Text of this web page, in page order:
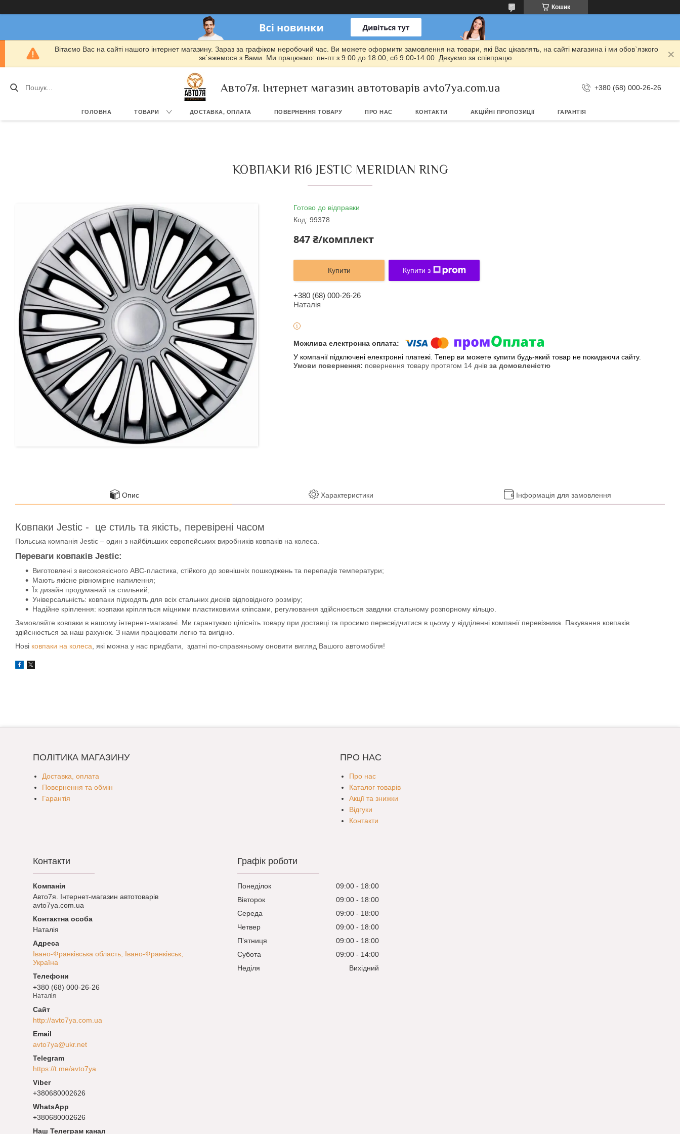
Кошик
Вітаємо Вас на сайті нашого інтернет магазину. Зараз за графіком неробочий час. Ви можете оформити замовлення на товари, які Вас цікавлять, на сайті магазина і ми обов`язкого
зв`яжемося з Вами. Ми працюємо: пн-пт з 9.00 до 18.00, сб 9.00-14.00. Дякуємо за співпрацю.
Авто7я. Інтернет магазин автотоварів avto7ya.com.ua +380 (68) 000-26-26
ГОЛОВНА ТОВАРИ ДОСТАВКА, ОПЛАТА ПОВЕРНЕННЯ ТОВАРУ ПРО НАС КОНТАКТИ АКЦІЙНІ ПРОПОЗИЦІЇ ГАРАНТІЯ
КОВПАКИ R16 JESTIC MERIDIAN RING
Готово до відправки
Код: 99378
847 ₴/комплект
Купити Купити з
+380 (68) 000-26-26
Наталія
У компанії підключені електронні платежі. Тепер ви можете купити будь-який товар не покидаючи сайту.
повернення товару протягом 14 днів за домовленістю
Опис Характеристики Інформація для замовлення
Ковпаки Jestic - це стиль та якість, перевірені часом
Польська компанія Jestic – один з найбільших европейських виробників ковпаків на колеса.
Переваги ковпаків Jestic:
Виготовлені з високоякісного АВС-пластика, стійкого до зовнішніх пошкоджень та перепадів температури;
Мають якісне рівномірне напилення;
Їх дизайн продуманий та стильний;
Універсальність: ковпаки підходять для всіх стальних дисків відповідного розміру;
Надійне кріплення: ковпаки кріпляться міцними пластиковими кліпсами, регулювання здійснюється завдяки стальному розпорному кільцю.
Замовляйте ковпаки в нашому інтернет-магазині. Ми гарантуємо цілісніть товару при доставці та просимо пересвідчитися в цьому у відділенні компанії перевізника. Пакування ковпаків
здійснюється за наш рахунок. З нами працювати легко та вигідно.
Нові ковпаки на колеса , які можна у нас придбати, здатні по-справжньому оновити вигляд Вашого автомобіля!
ПОЛІТИКА МАГАЗИНУ
Доставка, оплата
Повернення та обмін
Гарантія
ПРО НАС
Про нас
Каталог товарів
Акції та знижки
Відгуки
Контакти
Контакти
Авто7я. Інтернет-магазин автотоварів
avto7ya.com.ua
Наталія
Івано-Франківська область, Івано-Франківськ,
Україна
+380 (68) 000-26-26
Наталія
http://avto7ya.com.ua
avto7ya@ukr.net
https://t.me/avto7ya
+380680002626
+380680002626
Наш Телеграм канал
Графік роботи
Понеділок 09:00
18:00
Вівторок
09:00
18:00
Середа
09:00
18:00
Четвер
09:00
18:00
Пʼятниця
09:00
18:00
Субота
09:00
14:00
Неділя
Вихідний